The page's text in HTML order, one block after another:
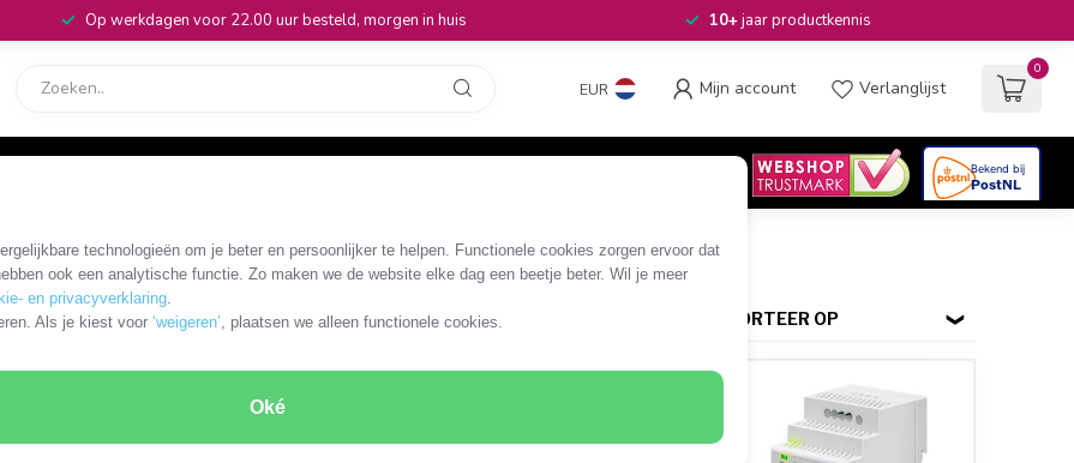
technologieën om je beter en persoonlijker te helpen. Functionele cookies zorgen ervoor dat
ook een analytische functie. Zo maken we de website elke dag een beetje beter. Wil je meer
en privacyverklaring.
Als je kiest voor ‘weigeren’, plaatsen we alleen functionele cookies.
Oké
Op werkdagen voor 22.00 uur besteld, morgen in huis 10+jaar productkennis
EUR Mijn account Verlanglijst
0
SORTEER OP